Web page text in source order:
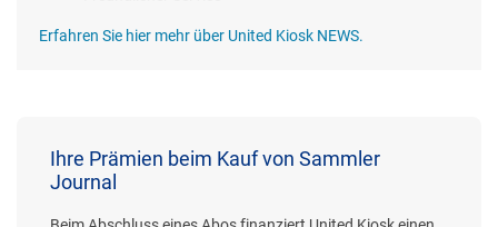
Erfahren Sie hier mehr über United Kiosk NEWS.
Ihre Prämien beim Kauf von Sammler
Journal